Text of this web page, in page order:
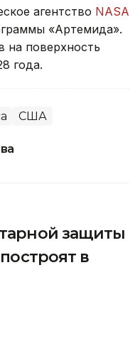
агентство NASA
«Артемида».
на поверхность
года.
США
защиты
в